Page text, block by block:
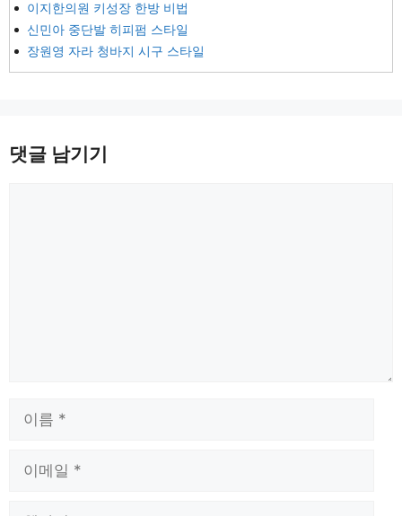
이지한의원 키성장 한방 비법
신민아 중단발 히피펌 스타일
장원영 자라 청바지 시구 스타일
댓글 남기기